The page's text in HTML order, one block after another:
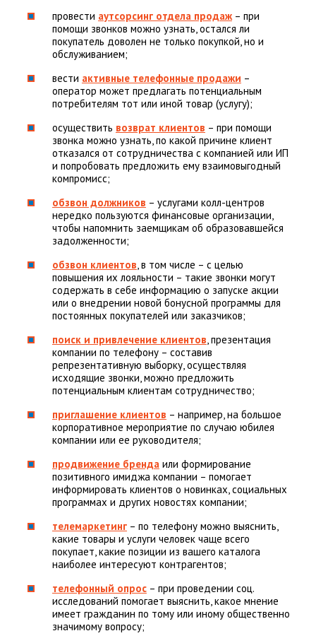
провести аутсорсинг отдела продаж– при
помощи звонков можно узнать, остался ли
покупатель доволен не только покупкой, но и
обслуживанием;
вести активные телефонные продажи –
оператор может предлагать потенциальным
потребителям тот или иной товар (услугу);
осуществить возврат клиентов – при помощи
звонка можно узнать, по какой причине клиент
отказался от сотрудничества с компанией или ИП
и попробовать предложить ему взаимовыгодный
компромисс;
обзвон должников – услугами колл-центров
нередко пользуются финансовые организации,
чтобы напомнить заемщикам об образовавшейся
задолженности;
обзвон клиентов, в том числе – с целью
повышения их лояльности – такие звонки могут
содержать в себе информацию о запуске акции
или о внедрении новой бонусной программы для
постоянных покупателей или заказчиков;
поиск и привлечение клиентов, презентация
компании по телефону – составив
репрезентативную выборку, осуществляя
исходящие звонки, можно предложить
потенциальным клиентам сотрудничество;
приглашение клиентов – например, на большое
корпоративное мероприятие по случаю юбилея
компании или ее руководителя;
продвижение брендаили формирование
позитивного имиджа компании – помогает
информировать клиентов о новинках, социальных
программах и других новостях компании;
телемаркетинг– по телефону можно выяснить,
какие товары и услуги человек чаще всего
покупает, какие позиции из вашего каталога
наиболее интересуют контрагентов;
телефонный опрос– при проведении соц.
исследований помогает выяснить, какое мнение
имеет гражданин по тому или иному общественно
значимому вопросу;